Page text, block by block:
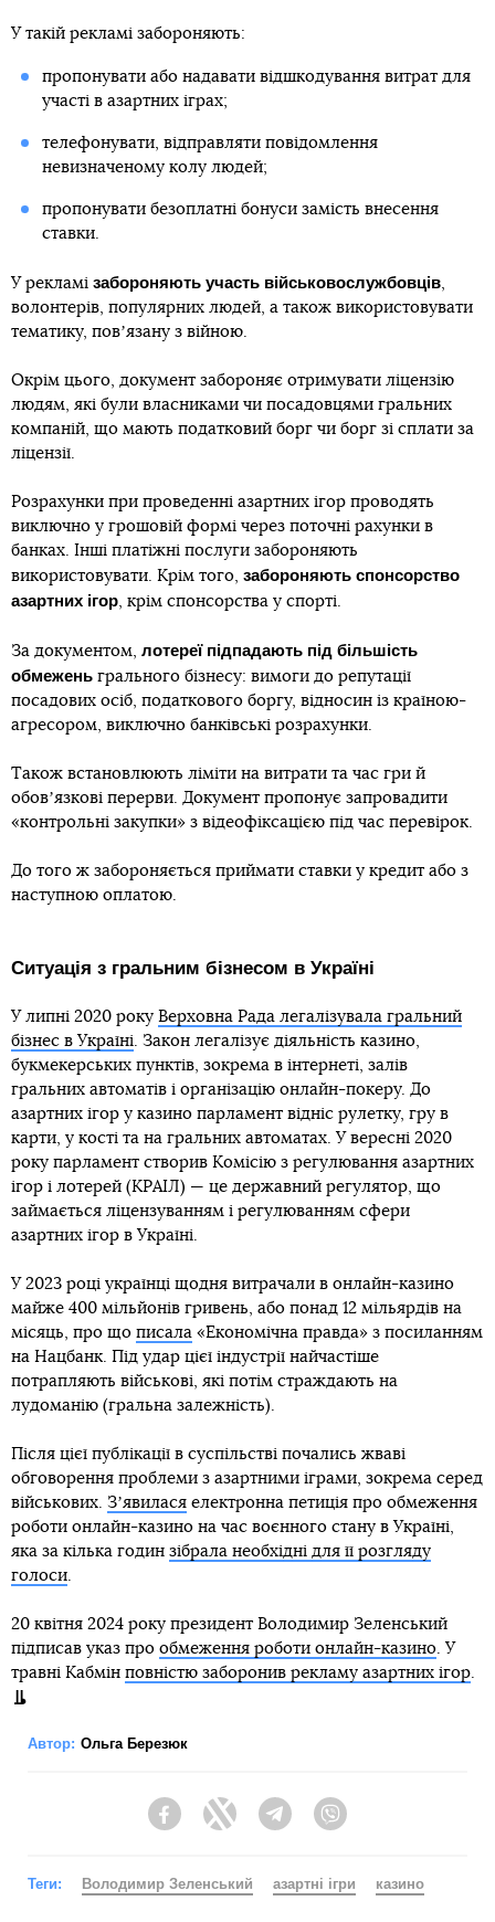
У такій рекламі забороняють:
пропонувати або надавати відшкодування витрат для
участі в азартних іграх;
телефонувати, відправляти повідомлення
невизначеному колу людей;
пропонувати безоплатні бонуси замість внесення
ставки.
У рекламі забороняють участь військовослужбовців,
волонтерів, популярних людей, а також використовувати
тематику, повʼязану з війною.
Окрім цього, документ забороняє отримувати ліцензію
людям, які були власниками чи посадовцями гральних
компаній, що мають податковий борг чи борг зі сплати за
ліцензії.
Розрахунки при проведенні азартних ігор проводять
виключно у грошовій формі через поточні рахунки в
банках. Інші платіжні послуги забороняють
використовувати. Крім того, забороняють спонсорство
азартних ігор, крім спонсорства у спорті.
За документом, лотереї підпадають під більшість
обмежень грального бізнесу: вимоги до репутації
посадових осіб, податкового боргу, відносин із країною-
агресором, виключно банківські розрахунки.
Також встановлюють ліміти на витрати та час гри й
обовʼязкові перерви. Документ пропонує запровадити
«контрольні закупки» з відеофіксацією під час перевірок.
До того ж забороняється приймати ставки у кредит або з
наступною оплатою.
Ситуація з гральним бізнесом в Україні
У липні 2020 року Верховна Рада легалізувала гральний
бізнес в Україні. Закон легалізує діяльність казино,
букмекерських пунктів, зокрема в інтернеті, залів
гральних автоматів і організацію онлайн-покеру. До
азартних ігор у казино парламент відніс рулетку, гру в
карти, у кості та на гральних автоматах. У вересні 2020
року парламент створив Комісію з регулювання азартних
ігор і лотерей (КРАІЛ) — це державний регулятор, що
займається ліцензуванням і регулюванням сфери
азартних ігор в Україні.
У 2023 році українці щодня витрачали в онлайн-казино
майже 400 мільйонів гривень, або понад 12 мільярдів на
місяць, про що писала «Економічна правда» з посиланням
на Нацбанк. Під удар цієї індустрії найчастіше
потрапляють військові, які потім страждають на
лудоманію (гральна залежність).
Після цієї публікації в суспільстві почались жваві
обговорення проблеми з азартними іграми, зокрема серед
військових. Зʼявилася електронна петиція про обмеження
роботи онлайн-казино на час воєнного стану в Україні,
яка за кілька годин зібрала необхідні для її розгляду
голоси.
20 квітня 2024 року президент Володимир Зеленський
підписав указ про обмеження роботи онлайн-казино. У
травні Кабмін повністю заборонив рекламу азартних ігор.
Автор: Ольга Березюк
FacebookTwitter Telegram
Теги: Володимир Зеленський азартні ігри казино